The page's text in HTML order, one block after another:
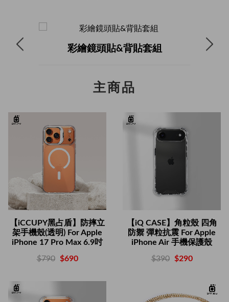
彩繪鏡頭貼&背貼套組
主商品
【iCCUPY黑占盾】防摔立
架手機殼(透明) For Apple
iPhone 17 Pro Max 6.9吋
$790 $690
【iQ CASE】角粒殼 四角
防禦 彈粒抗震 For Apple
iPhone Air 手機保護殼
$390 $290